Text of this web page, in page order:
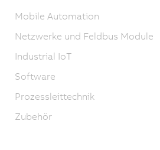
Mobile Automation
Netzwerke und Feldbus Module
Industrial IoT
Software
Prozessleittechnik
Zubehör